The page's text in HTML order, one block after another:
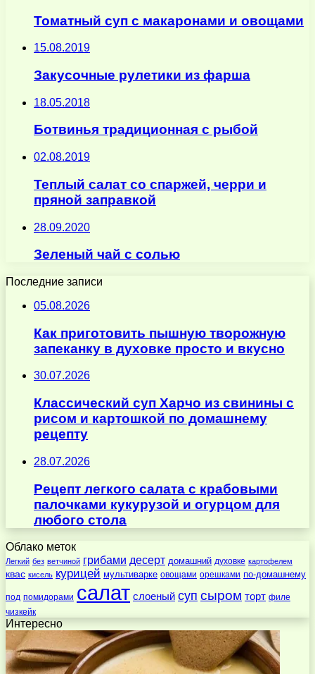
Томатный суп с макаронами и овощами
15.08.2019
Закусочные рулетики из фарша
18.05.2018
Ботвинья традиционная с рыбой
02.08.2019
Теплый салат со спаржей, черри и
пряной заправкой
28.09.2020
Зеленый чай с солью
Последние записи
05.08.2026
Как приготовить пышную творожную
запеканку в духовке просто и вкусно
30.07.2026
Классический суп Харчо из свинины с
рисом и картошкой по домашнему
рецепту
28.07.2026
Рецепт легкого салата с крабовыми
палочками кукурузой и огурцом для
любого стола
Облако меток
Легкий без ветчиной грибами десерт домашний духовке картофелем
квас кисель курицей мультиварке овощами орешками по-домашнему
под помидорами салат слоеный суп сыром торт филе
чизкейк
Интересно